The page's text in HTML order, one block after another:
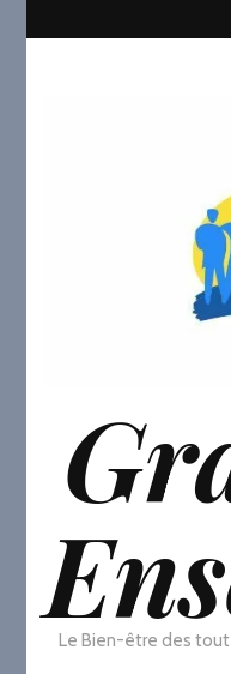
Le Bien-être des